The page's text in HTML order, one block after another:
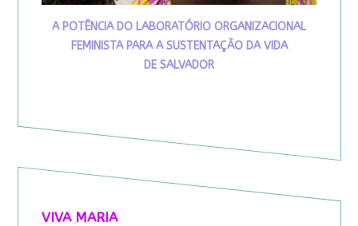
A POTÊNCIA DO LABORATÓRIO ORGANIZACIONAL
FEMINISTA PARA A SUSTENTAÇÃO DA VIDA
DE SALVADOR
VIVA MARIA